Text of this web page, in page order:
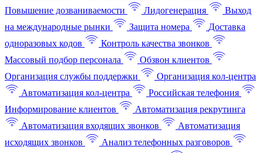
Повышение дозваниваемости
Лидогенерация
Выход
на международные рынки
Защита номера
Доставка
одноразовых кодов
Контроль качества звонков
Массовый подбор персонала
Обзвон клиентов
Организация службы поддержки
Организация кол-центра
Автоматизация кол-центра
Российская телефония
Информирование клиентов
Автоматизация рекрутинга
Автоматизация входящих звонков
Автоматизация
исходящих звонков
Анализ телефонных разговоров